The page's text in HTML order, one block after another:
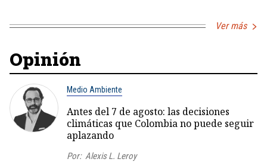
Ver más
Opinión
Medio Ambiente
Antes del 7 de agosto: las decisiones
climáticas que Colombia no puede seguir
aplazando
Por: Alexis L. Leroy